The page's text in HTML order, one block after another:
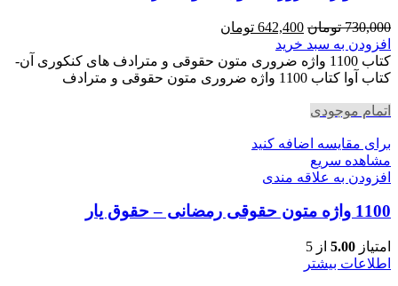
730,000 تومان قیمت
اصلی
730,000 تومان
بود.
642,400 تومان
642,400 تومان
است.
افزودن به سبد خرید
کتاب 1100 واژه ضروری متون حقوقی و مترادف های کنکوری آن-
کتاب آوا کتاب 1100 واژه ضروری متون حقوقی و مترادف
اتمام موجودی
برای مقایسه اضافه کنید
مشاهده سریع
افزودن به علاقه مندی
1100 واژه متون حقوقی رمضانی – حقوق یار
امتیاز 5.00 از 5
اطلاعات بیشتر